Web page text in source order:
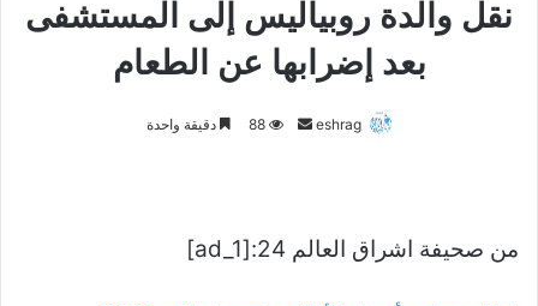
نقل والدة روبياليس إلى المستشفى
بعد إضرابها عن الطعام
eshrag
أرسل88 دقيقة واحدة
من صحيفة اشراق العالم 24:[ad_1]